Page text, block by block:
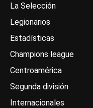
La Selección
Legionarios
Estadísticas
Champions league
Centroamérica
Segunda división
Internacionales